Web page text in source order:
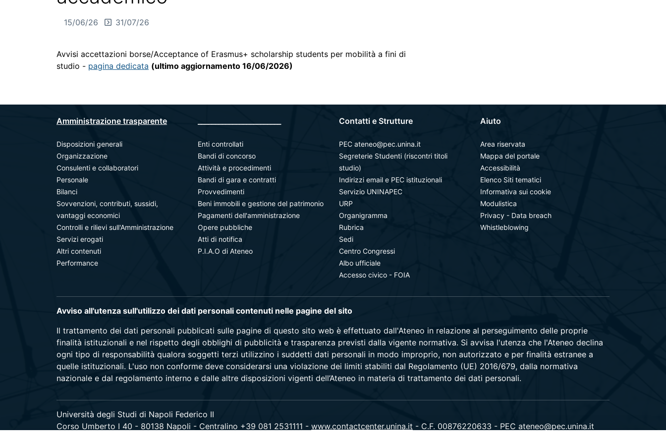
15/06/26 31/07/26
Avvisi accettazioni borse/Acceptance of Erasmus+ scholarship students per mobilità a fini di
studio - pagina dedicata (ultimo aggiornamento 16/06/2026)
Amministrazione trasparente
Disposizioni generali
Organizzazione
Consulenti e collaboratori
Personale
Bilanci
Sovvenzioni, contributi, sussidi,
vantaggi economici
Controlli e rilievi sull'Amministrazione
Servizi erogati
Altri contenuti
Performance
Enti controllati
Bandi di concorso
Attività e procedimenti
Bandi di gara e contratti
Provvedimenti
Beni immobili e gestione del patrimonio
Pagamenti dell'amministrazione
Opere pubbliche
Atti di notifica
P.I.A.O di Ateneo
Contatti e Strutture
PEC ateneo@pec.unina.it
Segreterie Studenti (riscontri titoli
studio)
Indirizzi email e PEC istituzionali
Servizio UNINAPEC
URP
Organigramma
Rubrica
Sedi
Centro Congressi
Albo ufficiale
Accesso civico - FOIA
Aiuto
Area riservata
Mappa del portale
Accessibilità
Elenco Siti tematici
Informativa sui cookie
Modulistica
Privacy - Data breach
Whistleblowing
Avviso all'utenza sull'utilizzo dei dati personali contenuti nelle pagine del sito
Il trattamento dei dati personali pubblicati sulle pagine di questo sito web è effettuato dall'Ateneo in relazione al perseguimento delle proprie
finalità istituzionali e nel rispetto degli obblighi di pubblicità e trasparenza previsti dalla vigente normativa. Si avvisa l'utenza che l'Ateneo declina
ogni tipo di responsabilità qualora soggetti terzi utilizzino i suddetti dati personali in modo improprio, non autorizzato e per finalità estranee a
quelle istituzionali. L'uso non conforme deve considerarsi una violazione dei limiti stabiliti dal Regolamento (UE) 2016/679, dalla normativa
nazionale e dal regolamento interno e dalle altre disposizioni vigenti dell’Ateneo in materia di trattamento dei dati personali.
Università degli Studi di Napoli Federico II
Corso Umberto I 40 - 80138 Napoli - Centralino +39 081 2531111 - www.contactcenter.unina.it - C.F. 00876220633 - PEC ateneo@pec.unina.it